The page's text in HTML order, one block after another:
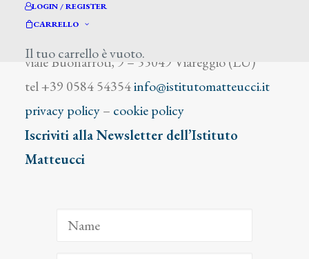
LOGIN / REGISTER
CARRELLO
Il tuo carrello è vuoto.
viale Buonarroti, 9 – 55049 Viareggio (LU)
tel +39 0584 54354info@istitutomatteucci.it
privacy policy– cookie policy
Iscriviti alla Newsletter dell’Istituto
Matteucci